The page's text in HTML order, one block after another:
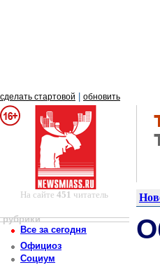
сделать стартовой обновить
На сайте451 читатель
рубрики
Все за сегодня
Официоз
Социум